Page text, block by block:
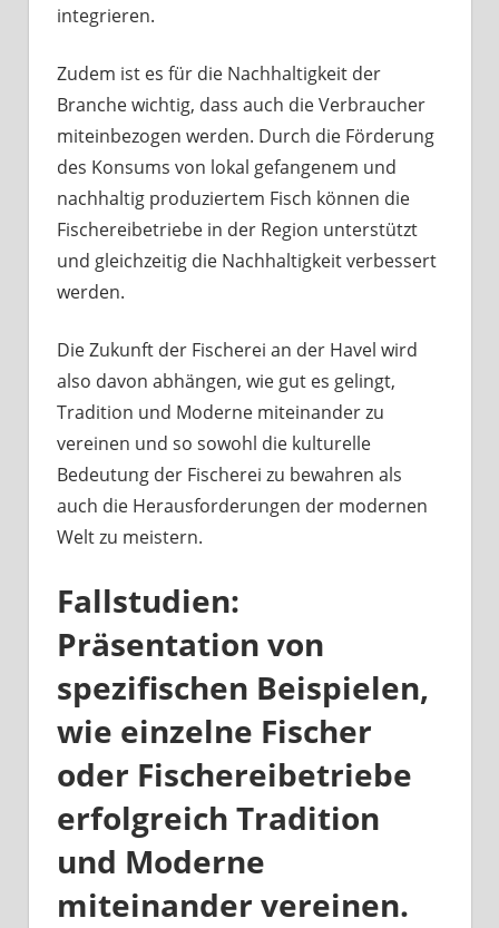
integrieren.
Zudem ist es für die Nachhaltigkeit der
Branche wichtig, dass auch die Verbraucher
miteinbezogen werden. Durch die Förderung
des Konsums von lokal gefangenem und
nachhaltig produziertem Fisch können die
Fischereibetriebe in der Region unterstützt
und gleichzeitig die Nachhaltigkeit verbessert
werden.
Die Zukunft der Fischerei an der Havel wird
also davon abhängen, wie gut es gelingt,
Tradition und Moderne miteinander zu
vereinen und so sowohl die kulturelle
Bedeutung der Fischerei zu bewahren als
auch die Herausforderungen der modernen
Welt zu meistern.
Fallstudien:
Präsentation von
spezifischen Beispielen,
wie einzelne Fischer
oder Fischereibetriebe
erfolgreich Tradition
und Moderne
miteinander vereinen.